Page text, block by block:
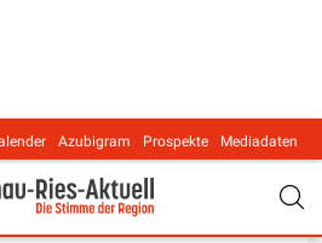
Azubigram Prospekte Mediadaten